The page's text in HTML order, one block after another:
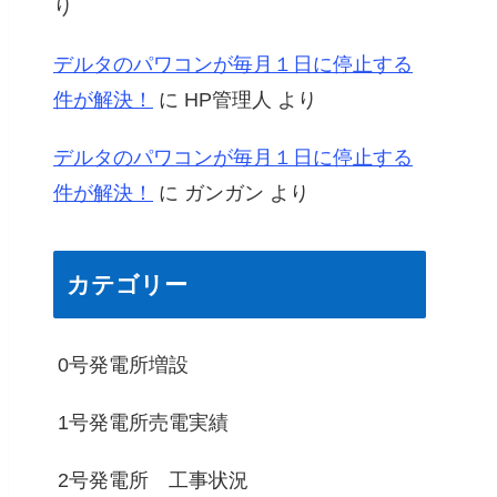
り
デルタのパワコンが毎月１日に停止する
件が解決！
に HP管理人 より
デルタのパワコンが毎月１日に停止する
件が解決！
に ガンガン より
カテゴリー
0号発電所増設
1号発電所売電実績
2号発電所 工事状況